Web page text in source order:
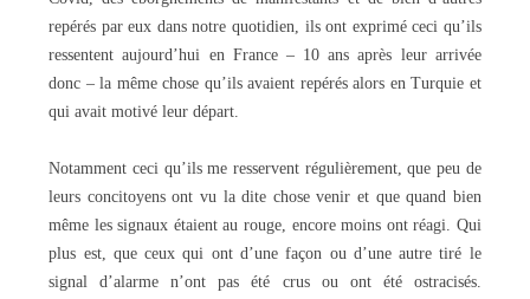
repérés par eux dans notre quotidien, ils ont exprimé ceci qu’ils
ressentent aujourd’hui en France – 10 ans après leur arrivée
donc – la même chose qu’ils avaient repérés alors en Turquie et
qui avait motivé leur départ.
Notamment ceci qu’ils me resservent régulièrement, que peu de
leurs concitoyens ont vu la dite chose venir et que quand bien
même les signaux étaient au rouge, encore moins ont réagi. Qui
plus est, que ceux qui ont d’une façon ou d’une autre tiré le
signal d’alarme n’ont pas été crus ou ont été ostracisés.